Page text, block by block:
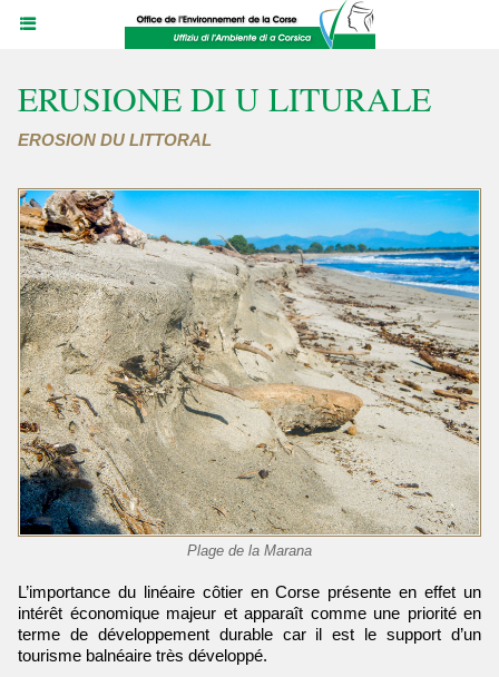
ERUSIONE DI U LITURALE
EROSION DU LITTORAL
Plage de la Marana
L’importance du linéaire côtier en Corse présente en effet un
intérêt économique majeur et apparaît comme une priorité en
terme de développement durable car il est le support d’un
tourisme balnéaire très développé.